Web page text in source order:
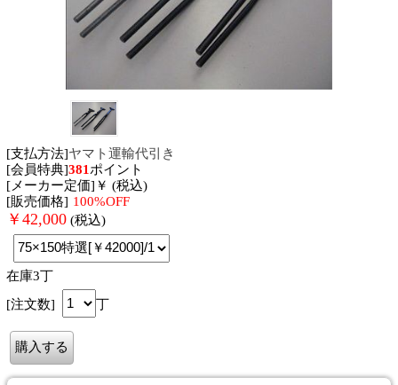
[支払方法]ヤマト運輸代引き
[会員特典]381 ポイント
[メーカー定価]￥ (税込)
[販売価格] 100%OFF
￥ 42,000 (税込)
在庫3丁
[注文数]
丁